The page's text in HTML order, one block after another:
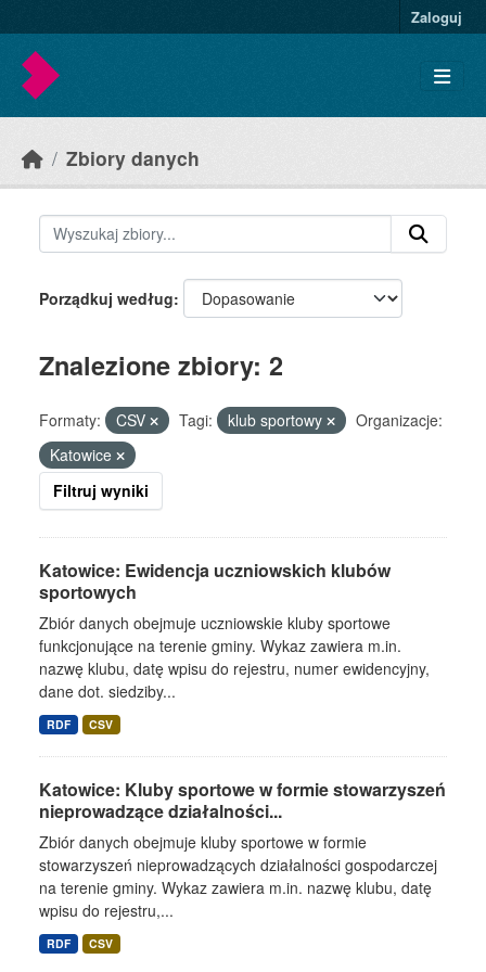
Zaloguj
Zbiory danych
Porządkuj według
Znalezione zbiory: 2
Formaty: CSV Tagi: klub sportowy
Organizacje:
Katowice
Filtruj wyniki
Katowice: Ewidencja uczniowskich klubów
sportowych
Zbiór danych obejmuje uczniowskie kluby sportowe
funkcjonujące na terenie gminy. Wykaz zawiera m.in.
nazwę klubu, datę wpisu do rejestru, numer ewidencyjny,
dane dot. siedziby...
RDF CSV
Katowice: Kluby sportowe w formie stowarzyszeń
nieprowadzące działalności...
Zbiór danych obejmuje kluby sportowe w formie
stowarzyszeń nieprowadzących działalności gospodarczej
na terenie gminy. Wykaz zawiera m.in. nazwę klubu, datę
wpisu do rejestru,...
RDF CSV